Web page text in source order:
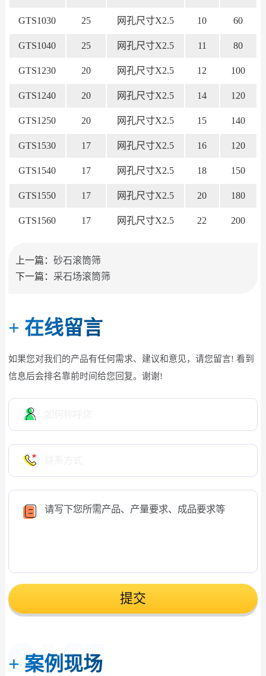
GTS1030 25 网孔尺寸X2.5 10 60
GTS1040 25 网孔尺寸X2.5 11 80
GTS1230 20 网孔尺寸X2.5 12 100
GTS1240 20 网孔尺寸X2.5 14 120
GTS1250 20 网孔尺寸X2.5 15 140
GTS1530 17 网孔尺寸X2.5 16 120
GTS1540 17 网孔尺寸X2.5 18 150
GTS1550 17 网孔尺寸X2.5 20 180
GTS1560 17 网孔尺寸X2.5 22 200
上一篇： 砂石滚筒筛
下一篇： 采石场滚筒筛
+ 在线留言
如果您对我们的产品有任何需求、建议和意见，请您留言! 看到
信息后会排名靠前时间给您回复。谢谢!
提交
+ 案例现场